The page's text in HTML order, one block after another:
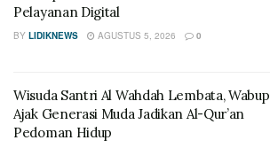
Pelayanan Digital
BY LIDIKNEWS AGUSTUS 5, 2026 0
Wisuda Santri Al Wahdah Lembata, Wabup
Ajak Generasi Muda Jadikan Al-Qur’an
Pedoman Hidup